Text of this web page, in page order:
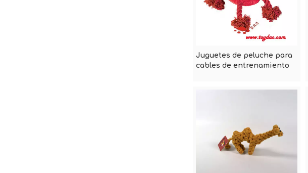
Juguetes de peluche para
cables de entrenamiento